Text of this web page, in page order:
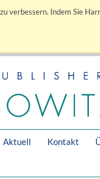
verbessern. Indem Sie
Aktuell Kontakt